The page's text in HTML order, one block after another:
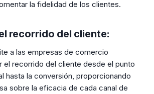
la fidelidad de los clientes.
recorrido del cliente:
a las empresas de comercio
el recorrido del cliente desde el punto
hasta la conversión, proporcionando
sobre la eficacia de cada canal de